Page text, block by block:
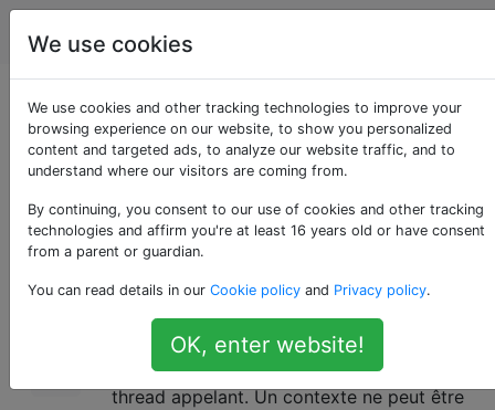
Infographie
Que fait exactement
12
Je suis assez confus à propos de cette
comme suit:
Cette fonction active le contexte OpenGL ou
OpenGL ES de la fenêtre spécifiée sur le
thread appelant. Un contexte ne peut être
We use cookies
We use cookies and other tracking technologies to improve your
browsing experience on our website, to show you personalized
content and targeted ads, to analyze our website traffic, and to
understand where our visitors are coming from.
By continuing, you consent to our use of cookies and other tracking
technologies and affirm you're at least 16 years old or have consent
from a parent or guardian.
You can read details in our Cookie policy and Privacy policy.
OK, enter website!